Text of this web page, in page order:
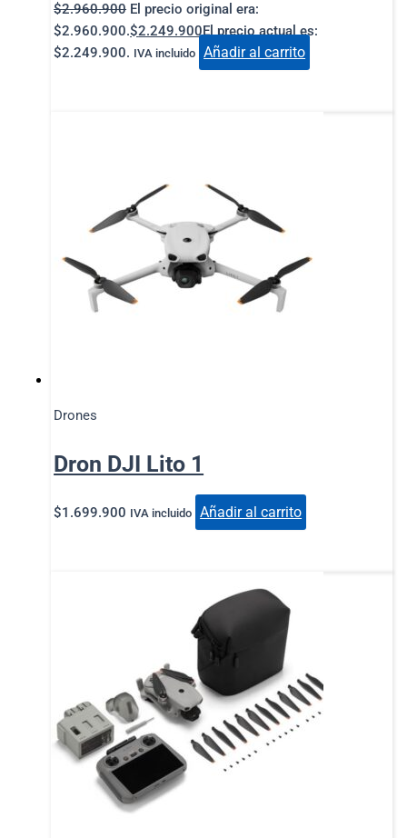
$2.960.900 El precio original era:
$2.960.900.$2.249.900El precio actual es:
$2.249.900. IVA incluido Añadir al carrito
Drones
Dron DJI Lito 1
$1.699.900 IVA incluido Añadir al carrito